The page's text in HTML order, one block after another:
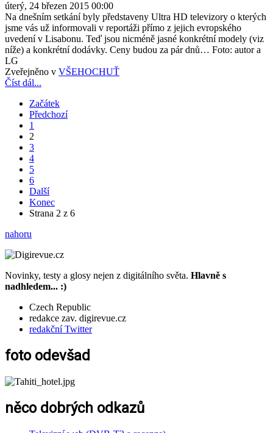
úterý, 24 březen 2015 00:00
Na dnešním setkání byly představeny Ultra HD televizory o kterých
jsme vás už informovali v reportáži přímo z jejich evropského
uvedení v Lisabonu. Teď jsou nicméně jasné konkrétní modely (viz
níže) a konkrétní dodávky. Ceny budou za pár dnů… Foto: autor a
LG
Zveřejněno v VŠEHOCHUŤ
Číst dál...
Začátek
Předchozí
1
2
3
4
5
6
Další
Konec
Strana 2 z 6
nahoru
Novinky, testy a glosy nejen z digitálního světa. Hlavně s
nadhledem... :)
Czech Republic
redakce zav. digirevue.cz
redakční Twitter
foto odevšad
něco dobrých odkazů